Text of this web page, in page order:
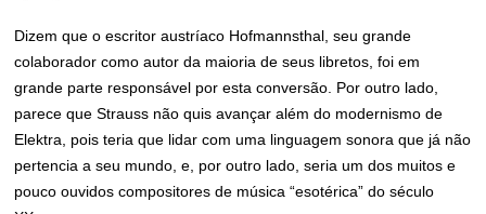
Dizem que o escritor austríaco Hofmannsthal, seu grande
colaborador como autor da maioria de seus libretos, foi em
grande parte responsável por esta conversão. Por outro lado,
parece que Strauss não quis avançar além do modernismo de
Elektra, pois teria que lidar com uma linguagem sonora que já não
pertencia a seu mundo, e, por outro lado, seria um dos muitos e
pouco ouvidos compositores de música “esotérica” do século